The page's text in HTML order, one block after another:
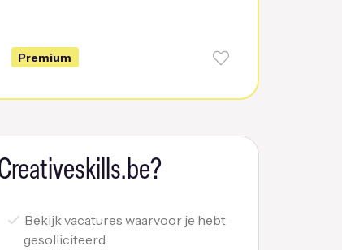
Premium
Bekijk vacatures waarvoor je hebt
gesolliciteerd